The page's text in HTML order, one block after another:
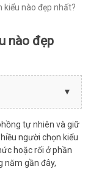
kiểu nào đẹp nhất?
nào đẹp
tự nhiên và giữ
người chọn kiểu
hoặc rối ở phần
năm gần đây,